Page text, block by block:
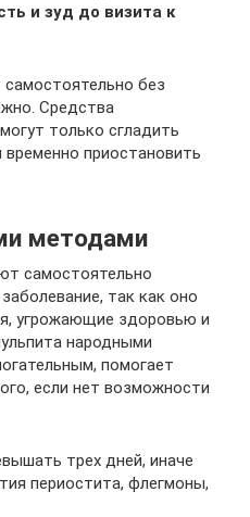
и зуд до визита к
без
Средства
только сгладить
приостановить
методами
самостоятельно
так как оно
угрожающие здоровью и
народными
помогает
если нет возможности
трех дней, иначе
периостита, флегмоны,